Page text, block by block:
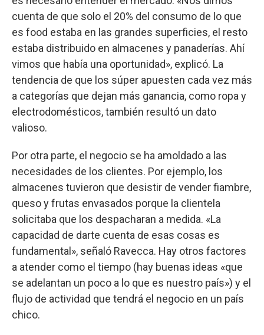
cuenta de que solo el 20% del consumo de lo que
es food estaba en las grandes superficies, el resto
estaba distribuido en almacenes y panaderías. Ahí
vimos que había una oportunidad», explicó. La
tendencia de que los súper apuesten cada vez más
a categorías que dejan más ganancia, como ropa y
electrodomésticos, también resultó un dato
valioso.
Por otra parte, el negocio se ha amoldado a las
necesidades de los clientes. Por ejemplo, los
almacenes tuvieron que desistir de vender fiambre,
queso y frutas envasados porque la clientela
solicitaba que los despacharan a medida. «La
capacidad de darte cuenta de esas cosas es
fundamental», señaló Ravecca. Hay otros factores
a atender como el tiempo (hay buenas ideas «que
se adelantan un poco a lo que es nuestro país») y el
flujo de actividad que tendrá el negocio en un país
chico.